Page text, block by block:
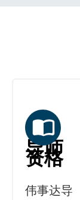
导师
资格
伟事达导